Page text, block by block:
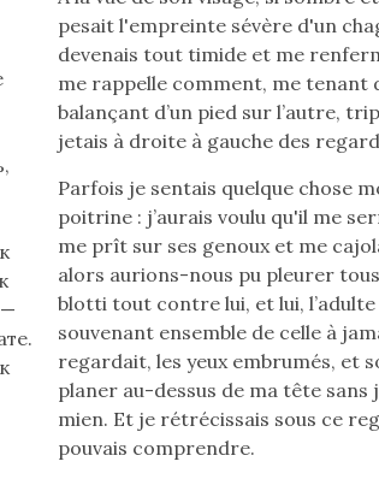
pesait l'empreinte sévère d'un
devenais tout timide et me
me rappelle comment, me tenant
balançant d’un pied sur l’autre,
jetais à droite à gauche des
Parfois je sentais quelque chose
poitrine : j’aurais voulu qu'il me
me prît sur ses genoux et me
alors aurions-nous pu pleurer
blotti tout contre lui, et lui, l’adulte
souvenant ensemble de celle à
regardait, les yeux embrumés, et
planer au-dessus de ma tête
mien. Et je rétrécissais sous ce
pouvais comprendre.